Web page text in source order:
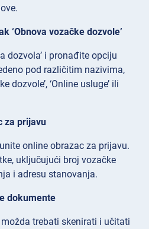
‘Obnova vozačke dozvole’
dozvola’ i pronađite opciju
pod različitim nazivima,
dozvole’, ‘Online usluge’ ili
za prijavu
online obrazac za prijavu.
uključujući broj vozačke
i adresu stanovanja.
dokumente
trebati skenirati i učitati